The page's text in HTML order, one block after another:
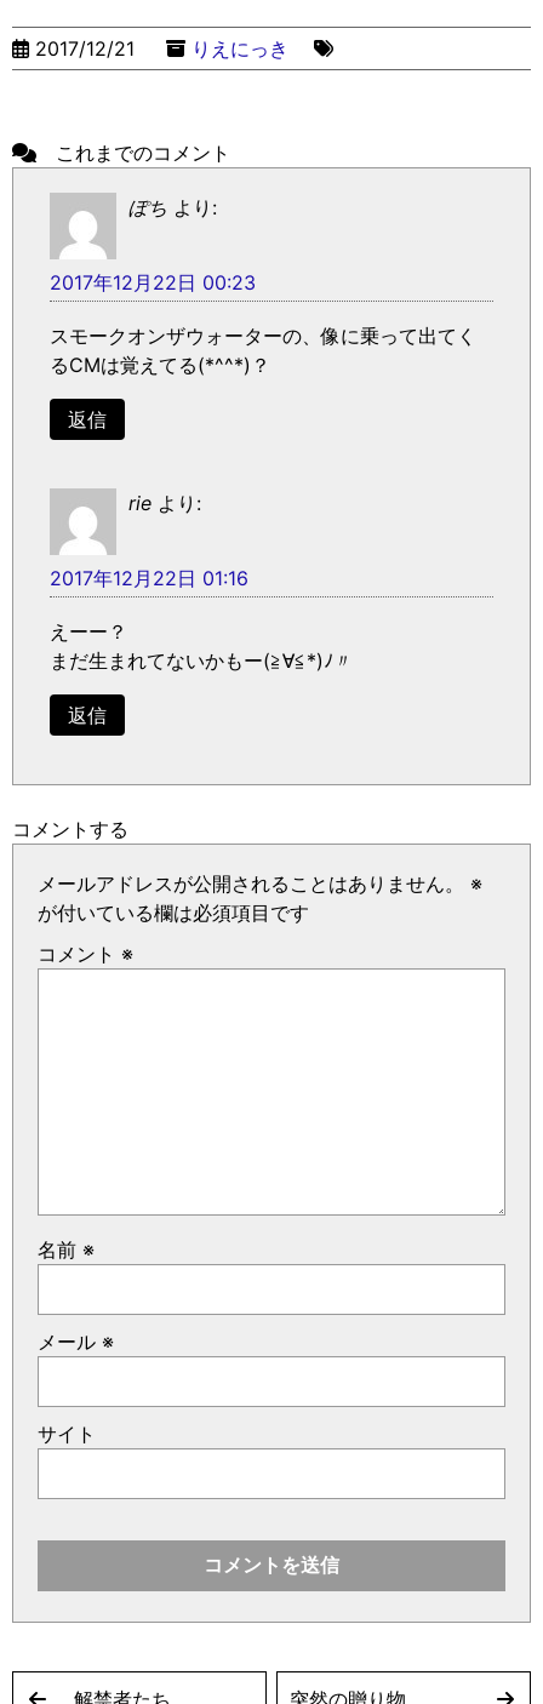
2017/12/21 りえにっき
これまでのコメント
ぽち より:
2017年12月22日 00:23
スモークオンザウォーターの、像に乗って出てく
るCMは覚えてる(*^^*)？
返信
rie より:
2017年12月22日 01:16
えーー？
まだ生まれてないかもー(≧∀≦*)ﾉ〃
返信
コメントする
メールアドレスが公開されることはありません。
※
が付いている欄は必須項目です
コメント ※
名前 ※
メール ※
サイト
解禁者たち 突然の贈り物